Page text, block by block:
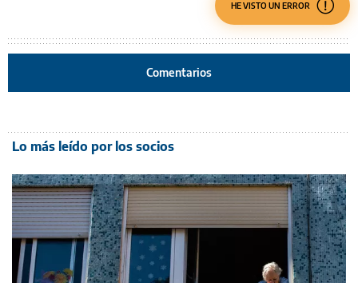
HE VISTO UN ERROR
Comentarios
Lo más leído por los socios